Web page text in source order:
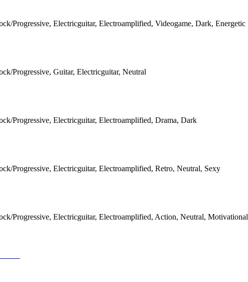
Progressive, Electricguitar, Electroamplified, Videogame, Dark, Energetic
Progressive, Guitar, Electricguitar, Neutral
Progressive, Electricguitar, Electroamplified, Drama, Dark
Progressive, Electricguitar, Electroamplified, Retro, Neutral, Sexy
Progressive, Electricguitar, Electroamplified, Action, Neutral, Motivational